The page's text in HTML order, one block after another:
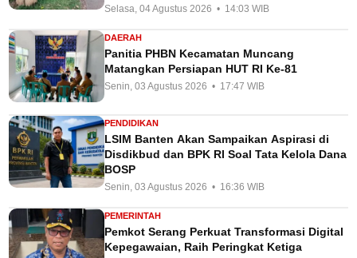
Selasa, 04 Agustus 2026 • 14:03 WIB
DAERAH
Panitia PHBN Kecamatan Muncang
Matangkan Persiapan HUT RI Ke-81
Senin, 03 Agustus 2026 • 17:47 WIB
PENDIDIKAN
LSIM Banten Akan Sampaikan Aspirasi di
Disdikbud dan BPK RI Soal Tata Kelola Dana
BOSP
Senin, 03 Agustus 2026 • 16:36 WIB
PEMERINTAH
Pemkot Serang Perkuat Transformasi Digital
Kepegawaian, Raih Peringkat Ketiga